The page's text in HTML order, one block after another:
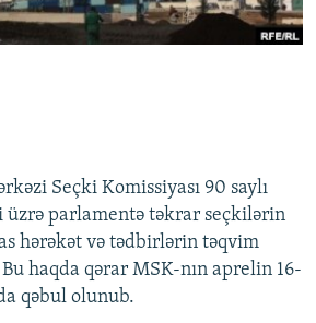
STANDARTLARIMIZ
Seçki Komissiyası 90 saylı
üzrə parlamentə təkrar seçkilərin
hərəkət və tədbirlərin təqvim
haqda qərar MSK-nın aprelin 16-
qəbul olunub.